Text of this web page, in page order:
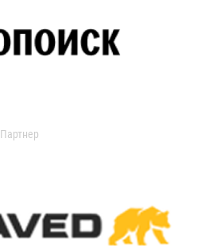
Партнер